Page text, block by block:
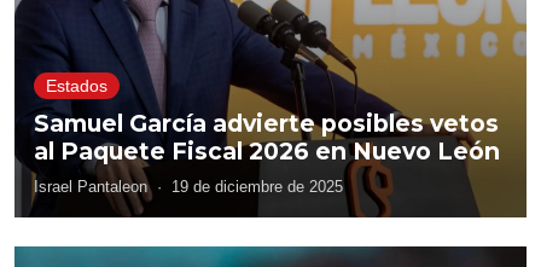
Estados
Samuel García advierte posibles vetos
al Paquete Fiscal 2026 en Nuevo León
Israel Pantaleon · 19 de diciembre de 2025